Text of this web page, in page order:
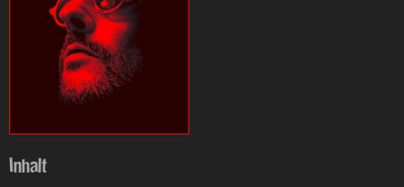
Inhalt